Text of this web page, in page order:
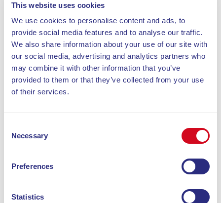
This website uses cookies
We use cookies to personalise content and ads, to
provide social media features and to analyse our traffic.
We also share information about your use of our site with
our social media, advertising and analytics partners who
may combine it with other information that you’ve
provided to them or that they’ve collected from your use
of their services.
Selection
Necessary
Preferences
Statistics
angeboten – umfassenVerleih von Kajaks, SUPs
und Schlauchbooten; perfekt, um die Bucht vom
Wasser aus zu erkunden. Dank einer Bar ist
Mittagessen oder ein Aperitif direkt am Meer
bequem möglich. Besucher betonen die gemütliche
und entspannte Atmosphäre: “Cool beach with way
less crowds” (entspannter Strand mit wenig
Menschen) ist einer der häufigsten Kommentare.